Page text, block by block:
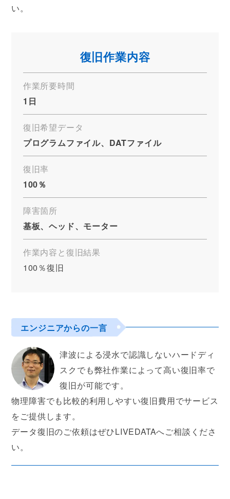
い。
復旧作業内容
作業所要時間
1日
復旧希望データ
プログラムファイル、DATファイル
復旧率
100％
障害箇所
基板、ヘッド、モーター
作業内容と復旧結果
100％復旧
エンジニアからの一言
津波による浸水で認識しないハードディ
スクでも弊社作業によって高い復旧率で
復旧が可能です。
物理障害でも比較的利用しやすい復旧費用でサービス
をご提供します。
データ復旧のご依頼はぜひLIVEDATAへご相談くださ
い。